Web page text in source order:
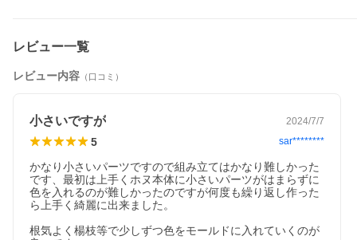
トラブルに関しての責任は一切受け付けておりません。
＊・＊・＊・＊・＊・＊・＊・＊・＊・＊・＊・＊・＊・＊・
＊・＊・＊・＊・＊・＊・＊・＊・＊・＊・＊
■発送について
〜クリックポスト配送可です！〜
ます。
シリコンモールドのみご注文の場合、発送個数の目安はクリック
ポスト4０個程度、
宅急便コンパクト8０個程度となります。
わりますので、不安な方は備考欄に
レビュー一覧
レビュー内容 （口コミ）
小さいですが 2024/7/7
5 sar********
かなり小さいパーツですので組み立てはかなり難しかった
です、最初は上手くホヌ本体に小さいパーツがはまらずに
色を入れるのが難しかったのですが何度も繰り返し作った
ら上手く綺麗に出来ました。
根気よく楊枝等で少しずつ色をモールドに入れていくのが